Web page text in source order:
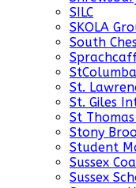
SILC
SKOLA
South
St.
St. Giles
St
Stony
Student
Sussex
Sussex